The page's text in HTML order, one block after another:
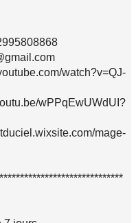
watch?v=QJ-
wPPqEwUWdUI?
mage-